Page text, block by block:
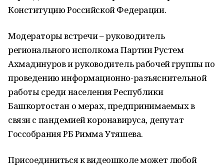
Конституцию Российской Федерации.
Модераторы встречи – руководитель
регионального исполкома Партии Рустем
Ахмадинуров и руководитель рабочей группы по
проведению информационно-разъяснительной
работы среди населения Республики
Башкортостан о мерах, предпринимаемых в
связи с пандемией коронавируса, депутат
Госсобрания РБ Римма Утяшева.
Присоединиться к видеошколе может любой